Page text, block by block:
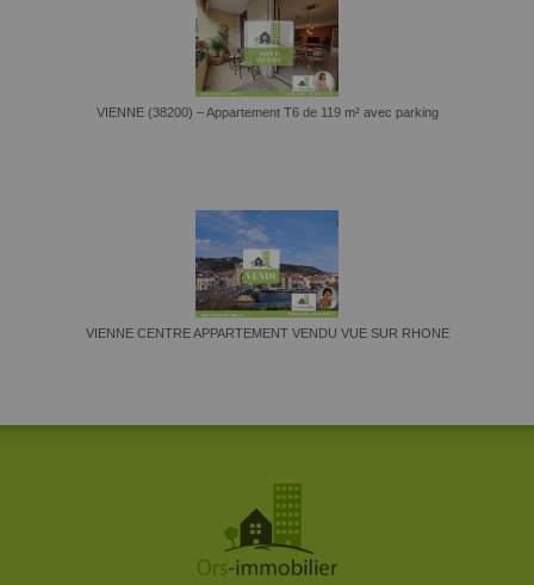
VIENNE (38200) – Appartement T6 de 119 m² avec parking
VIENNE CENTRE APPARTEMENT VENDU VUE SUR RHONE